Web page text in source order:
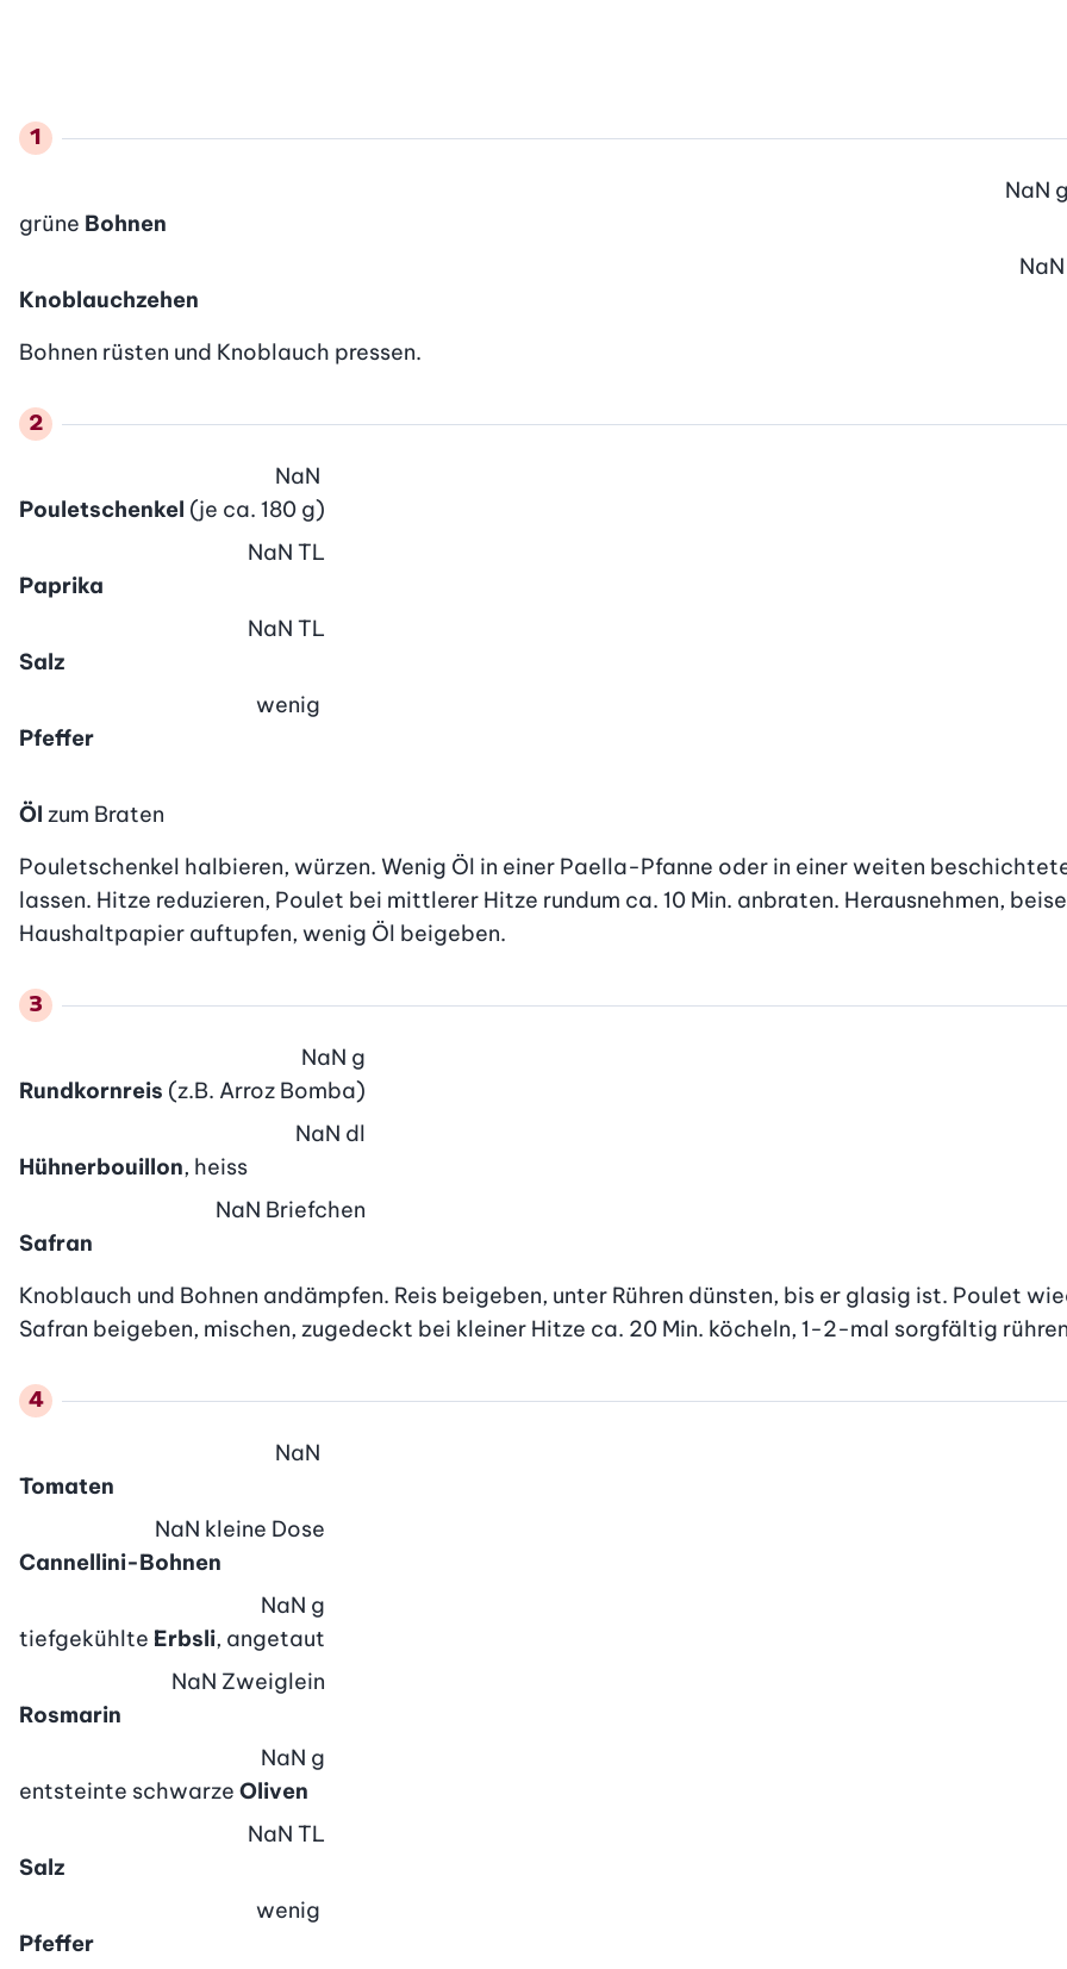
grüne Bohnen
NaN g
Knoblauchzehen
NaN
Bohnen rüsten und Knoblauch pressen.
Pouletschenkel (je ca. 180 g)
NaN
Paprika
NaN TL
Salz
NaN TL
Pfeffer
wenig
Öl zum Braten
Pouletschenkel halbieren, würzen. Wenig Öl in einer Paella-Pfanne oder in einer weiten
lassen. Hitze reduzieren, Poulet bei mittlerer Hitze rundum ca. 10 Min. anbraten. Herausnehmen,
Haushaltpapier auftupfen, wenig Öl beigeben.
Rundkornreis (z.B. Arroz Bomba)
NaN g
Hühnerbouillon, heiss
NaN dl
Safran
NaN Briefchen
Knoblauch und Bohnen andämpfen. Reis beigeben, unter Rühren dünsten, bis er glasig ist. Poulet
Safran beigeben, mischen, zugedeckt bei kleiner Hitze ca. 20 Min. köcheln, 1-2-mal sorgfältig
Tomaten
NaN
Cannellini-Bohnen
NaN kleine Dose
tiefgekühlte Erbsli, angetaut
NaN g
Rosmarin
NaN Zweiglein
entsteinte schwarze Oliven
NaN g
Salz
NaN TL
Pfeffer
wenig